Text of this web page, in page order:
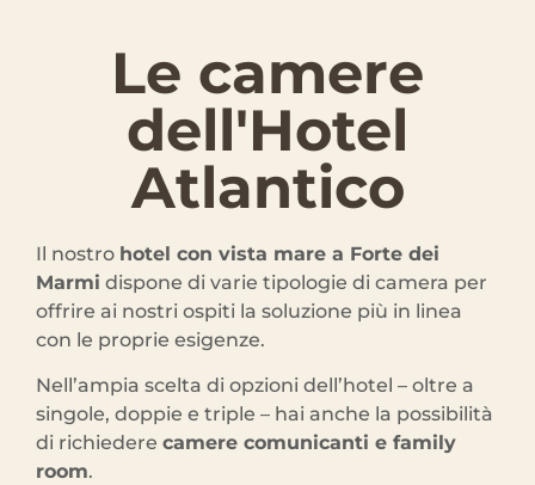
Le camere
dell'Hotel
Atlantico
Il nostro hotel con vista mare a Forte dei
Marmi dispone di varie tipologie di camera per
offrire ai nostri ospiti la soluzione più in linea
con le proprie esigenze.
Nell’ampia scelta di opzioni dell’hotel – oltre a
singole, doppie e triple – hai anche la possibilità
di richiedere camere comunicanti e family
room.